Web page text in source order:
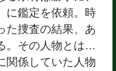
に鑑定を依頼。時
た捜査の結果、あ
。その人物とは…
関係していた人物